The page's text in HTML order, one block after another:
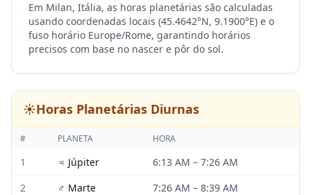
Em Milan, Itália, as horas planetárias são calculadas
usando coordenadas locais (45.4642°N, 9.1900°E) e o
fuso horário Europe/Rome, garantindo horários
precisos com base no nascer e pôr do sol.
☀️Horas Planetárias Diurnas
# PLANETA HORA
1 ♃ Júpiter 6:13 AM – 7:26 AM
2
♂ Marte 7:26 AM – 8:39 AM